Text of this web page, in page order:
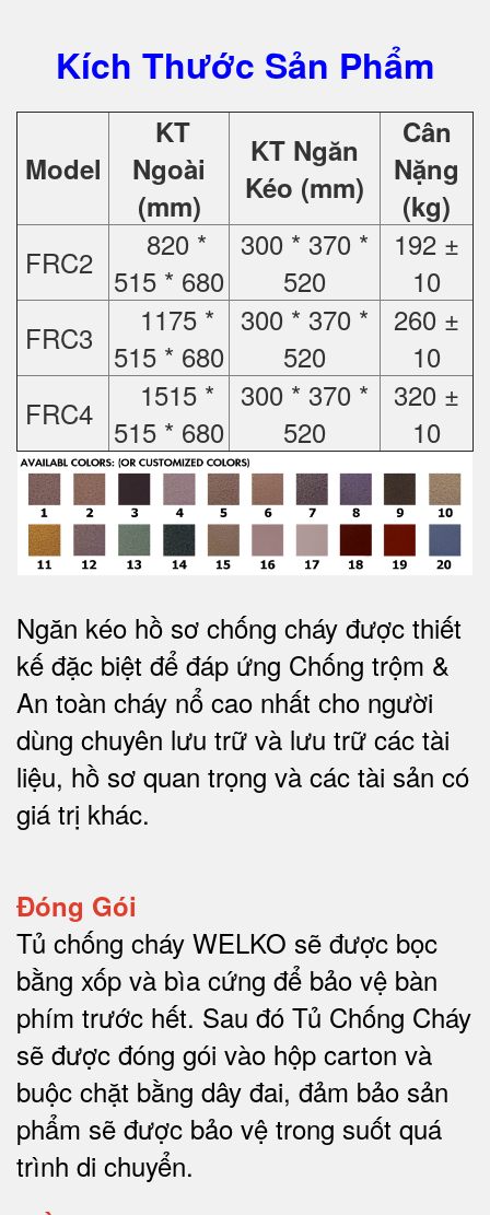
Kích Thước Sản Phẩm
Model
KT
Ngoài
(mm)
KT Ngăn
Kéo (mm)
Cân
Nặng
(kg)
FRC2
820 *
515 * 680
300 * 370 *
520
192 ±
10
FRC3
1175 *
515 * 680
300 * 370 *
520
260 ±
10
FRC4
1515 *
515 * 680
300 * 370 *
520
320 ±
10
Ngăn kéo hồ sơ chống cháy được thiết
kế đặc biệt để đáp ứng Chống trộm &
An toàn cháy nổ cao nhất cho người
dùng chuyên lưu trữ và lưu trữ các tài
liệu, hồ sơ quan trọng và các tài sản có
giá trị khác.
Đóng Gói
Tủ chống cháy WELKO sẽ được bọc
bằng xốp và bìa cứng để bảo vệ bàn
phím trước hết. Sau đó Tủ Chống Cháy
sẽ được đóng gói vào hộp carton và
buộc chặt bằng dây đai, đảm bảo sản
phẩm sẽ được bảo vệ trong suốt quá
trình di chuyển.